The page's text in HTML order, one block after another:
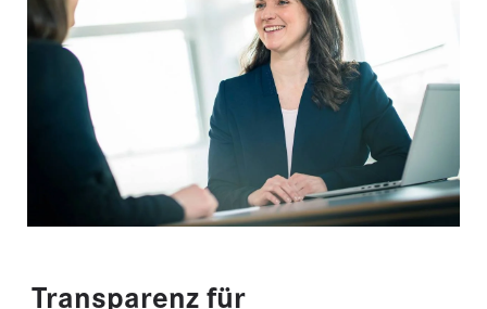
Transparenz für